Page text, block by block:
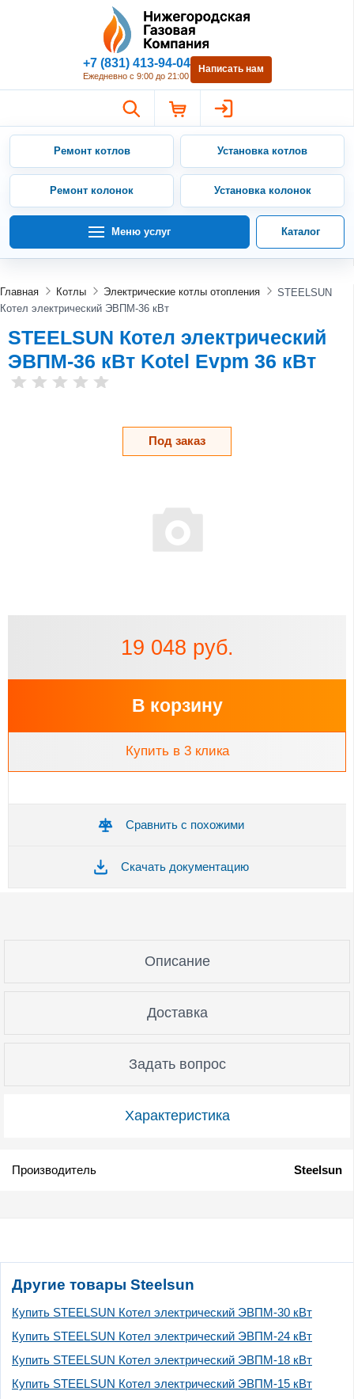
Нижегородская Газовая
+7 (831) 413-94-04
Ежедневно с 9:00 до 21:00
Написать нам
Ремонт котлов Установка котлов
Ремонт колонок Установка колонок
Меню услуг Каталог
Главная Котлы Электрические котлы отопления
STEELSUN
Котел электрический ЭВПМ-36 кВт
STEELSUN Котел электрический
ЭВПМ-36 кВт Kotel Evpm 36 кВт
Под заказ
19 048 руб.
В корзину
Купить в 3 клика
Сравнить с похожими
Скачать документацию
Характеристика
Описание
Доставка
Задать вопрос
Производитель Steelsun
Другие товары Steelsun
Купить STEELSUN Котел электрический ЭВПМ-30 кВт
Купить STEELSUN Котел электрический ЭВПМ-24 кВт
Купить STEELSUN Котел электрический ЭВПМ-18 кВт
Купить STEELSUN Котел электрический ЭВПМ-15 кВт